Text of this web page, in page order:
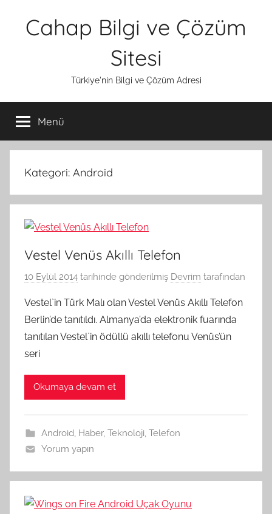
Cahap Bilgi ve Çözüm
Sitesi
Türkiye'nin Bilgi ve Çözüm Adresi
Menü
Kategori: Android
Vestel Venüs Akıllı Telefon
10 Eylül 2014 tarihinde gönderilmiş Devrim tarafından
Vestel`in Türk Malı olan Vestel Venüs Akıllı Telefon
Berlin’de tanıtıldı. Almanya’da elektronik fuarında
tanıtılan Vestel`in ödüllü akıllı telefonu Venüs’ün
seri
Okumaya devam et
Android Haber, Teknoloji Telefon
Yorum yapın